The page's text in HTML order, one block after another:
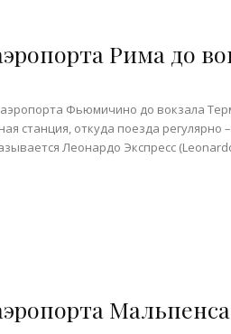
Рима до
аэропорта Фьюмичино до вокзала
станция, откуда поезда регулярно
Леонардо Экспресс